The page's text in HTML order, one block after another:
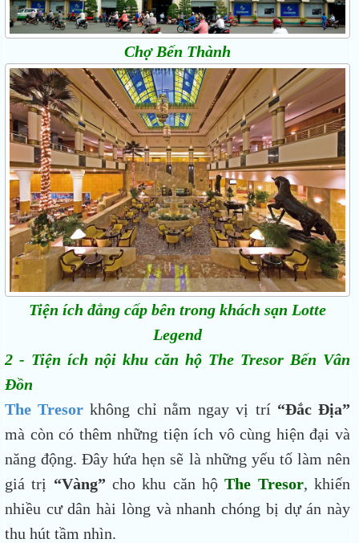
Chợ Bến Thành
Tiện ích đẳng cấp bên trong khách sạn Lotte
Legend
2 - Tiện ích nội khu căn hộ The Tresor Bến Vân
Đồn
The Tresor không chỉ nằm ngay vị trí “Đắc Địa”
mà còn có thêm những tiện ích vô cùng hiện đại và
năng động. Đây hứa hẹn sẽ là những yếu tố làm nên
giá trị “Vàng” cho khu căn hộThe Tresor, khiến
nhiều cư dân hài lòng và nhanh chóng bị dự án này
thu hút tầm nhìn.